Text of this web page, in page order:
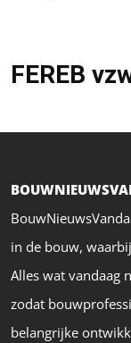
FEREB
in de bouw,
Alles wat vandaag
zodat
belangrijke